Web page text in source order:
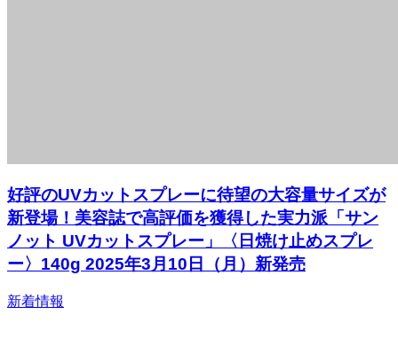
好評のUVカットスプレーに待望の大容量サイズが
新登場！美容誌で高評価を獲得した実力派「サン
ノット UVカットスプレー」〈日焼け止めスプレ
ー〉140g 2025年3月10日（月）新発売
新着情報